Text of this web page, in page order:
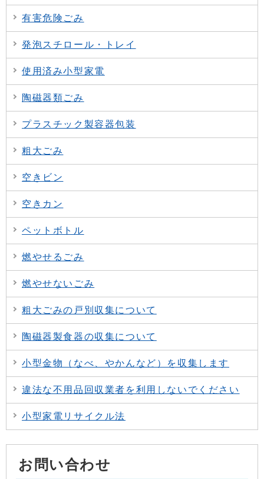
有害危険ごみ
発泡スチロール・トレイ
使用済み小型家電
陶磁器類ごみ
プラスチック製容器包装
粗大ごみ
空きビン
空きカン
ペットボトル
燃やせるごみ
燃やせないごみ
粗大ごみの戸別収集について
陶磁器製食器の収集について
小型金物（なべ、やかんなど）を収集します
違法な不用品回収業者を利用しないでください
小型家電リサイクル法
お問い合わせ